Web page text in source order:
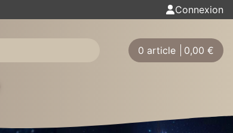
Connexion
0 article 0,00 €